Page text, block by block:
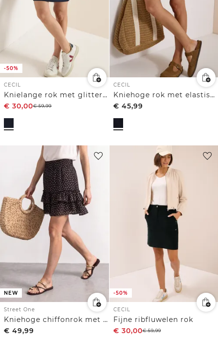
-50%
CECIL
Knielange rok met glitterdetails
€ 30,00€59,99
CECIL
Kniehoge rok met elastische tailleband
€ 45,99
NEW
Street One
Kniehoge chiffonrok met print
€ 49,99
-50%
CECIL
Fijne ribfluwelen rok
€ 30,00€59,99